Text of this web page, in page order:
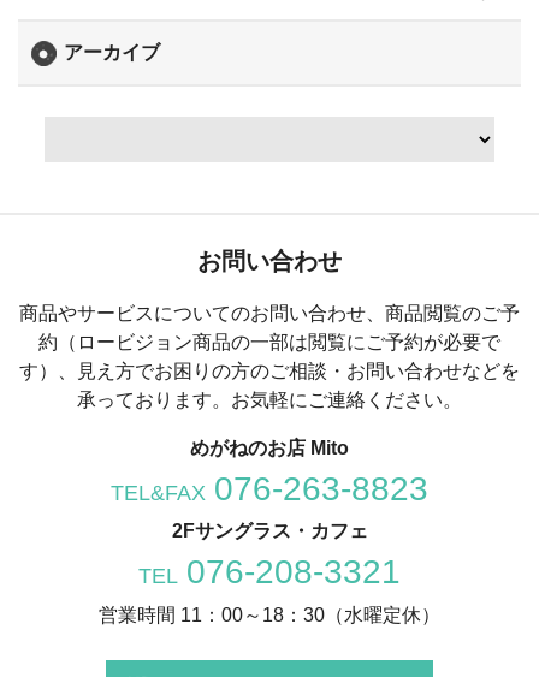
アーカイブ
お問い合わせ
商品やサービスについてのお問い合わせ、商品閲覧のご予
約（ロービジョン商品の一部は閲覧にご予約が必要で
す）、
見え方でお困りの方のご相談・お問い合わせなどを
承っております。お気軽にご連絡ください。
めがねのお店 Mito
TEL&FAX 076-263-8823
2Fサングラス・カフェ
TEL 076-208-3321
営業時間 11：00～18：30（水曜定休）